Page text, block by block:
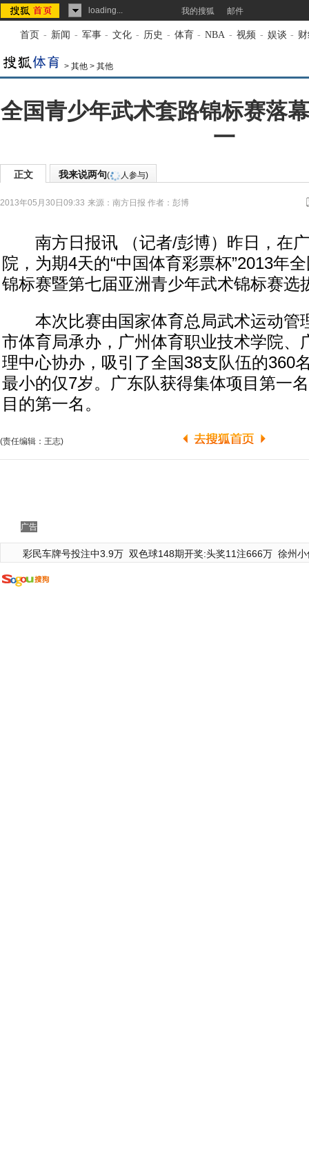
loading... 我的搜狐 邮件
首页 - 新闻 - 军事 - 文化 - 历史 - 体育 - NBA - 视频 - 娱谈 -
> 其他 > 其他
全国青少年武术套路锦标赛落
一
正文 我来说两句( 人参与)
2013年05月30日09:33 来源： 南方日报 作者：彭博
南方日报讯 （记者/彭博）昨日，在广
院，为期4天的“中国体育彩票杯”2013年
锦标赛暨第七届亚洲青少年武术锦标赛选
本次比赛由国家体育总局武术运动管
市体育局承办，广州体育职业技术学院、
理中心协办，吸引了全国38支队伍的360
最小的仅7岁。广东队获得集体项目第一
目的第一名。
(责任编辑：王志)
广告
彩民车牌号投注中3.9万 双色球148期开奖:头奖11注666万 徐州